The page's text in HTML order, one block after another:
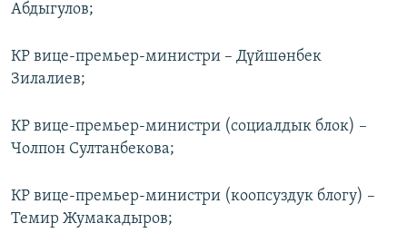
Абдыгулов;
КР вице-премьер-министри – Дүйшөнбек
Зилалиев;
КР вице-премьер-министри (социалдык блок) –
Чолпон Султанбекова;
КР вице-премьер-министри (коопсуздук блогу) –
Темир Жумакадыров;